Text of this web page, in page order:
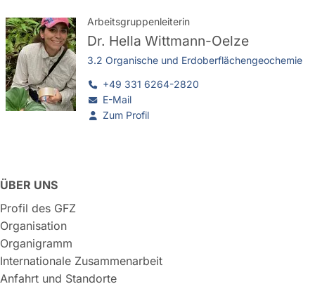
Arbeitsgruppenleiterin
Dr. Hella Wittmann-Oelze
3.2 Organische und Erdoberflächengeochemie
+49 331 6264-2820
E-Mail
Zum Profil
ÜBER UNS
Profil des GFZ
Organisation
Organigramm
Internationale Zusammenarbeit
Anfahrt und Standorte